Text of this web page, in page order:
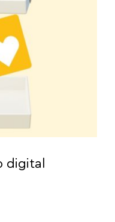
digital